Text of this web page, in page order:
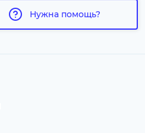
Нужна помощь?